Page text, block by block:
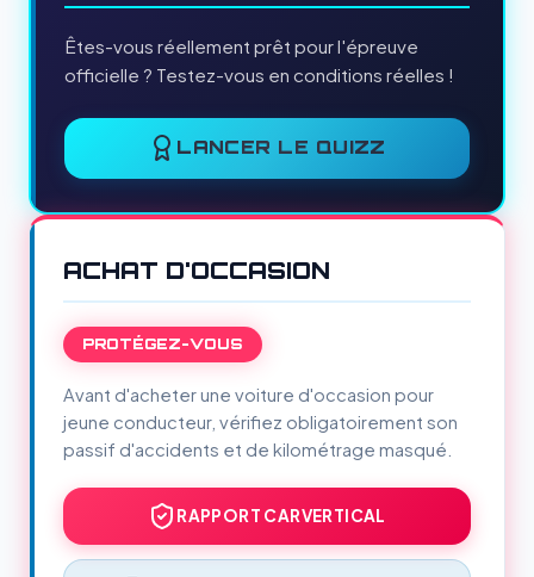
Êtes-vous réellement prêt pour l'épreuve
officielle ? Testez-vous en conditions réelles !
LANCER LE QUIZZ
ACHAT D'OCCASION
PROTÉGEZ-VOUS
Avant d'acheter une voiture d'occasion pour
jeune conducteur, vérifiez obligatoirement son
passif d'accidents et de kilométrage masqué.
RAPPORT CARVERTICAL